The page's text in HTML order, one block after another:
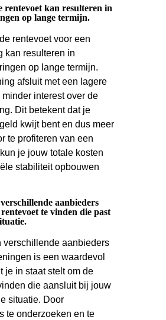
rentevoet kan resulteren in
op lange termijn.
rentevoet voor een
kan resulteren in
op lange termijn.
afsluit met een lagere
interest over de
Dit betekent dat je
kwijt bent en dus meer
te profiteren van een
je jouw totale kosten
stabiliteit opbouwen
aanbieders
te vinden die past
verschillende aanbieders
is een waardevol
je in staat stelt om de
die aansluit bij jouw
situatie. Door
te onderzoeken en te